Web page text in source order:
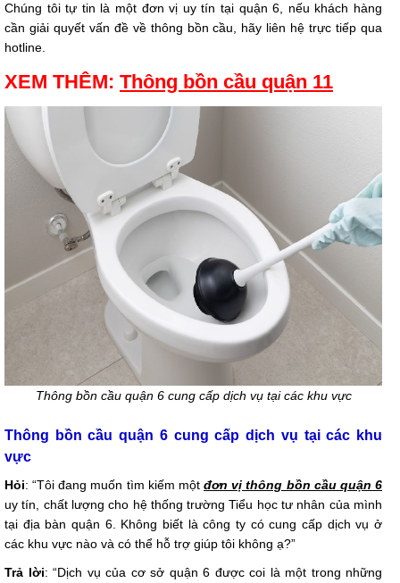
Chúng tôi tự tin là một đơn vị uy tín tại quận 6, nếu khách hàng
cần giải quyết vấn đề về thông bồn cầu, hãy liên hệ trực tiếp qua
hotline.
XEM THÊM: Thông bồn cầu quận 11
Thông bồn cầu quận 6 cung cấp dịch vụ tại các khu vực
Thông bồn cầu quận 6 cung cấp dịch vụ tại các khu
vực
Hỏi: “Tôi đang muốn tìm kiếm mộtđơn vị thông bồn cầu quận 6
uy tín, chất lượng cho hệ thống trường Tiểu học tư nhân của mình
tại địa bàn quận 6. Không biết là công ty có cung cấp dịch vụ ở
các khu vực nào và có thể hỗ trợ giúp tôi không ạ?”
Trả lời: “Dịch vụ của cơ sở quận 6 được coi là một trong những